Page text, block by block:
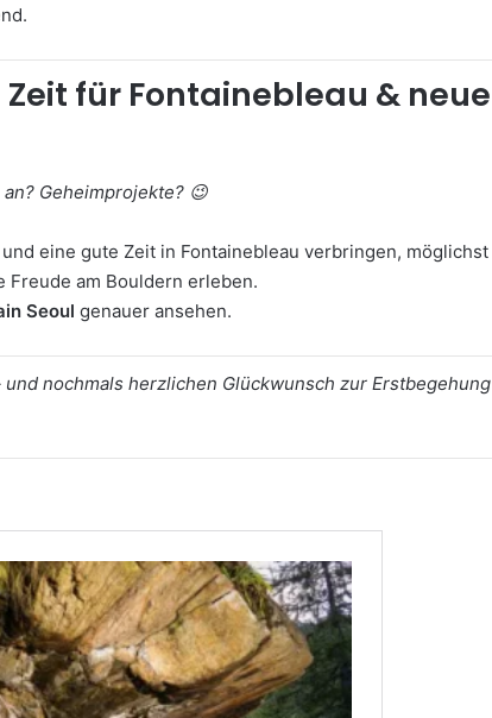
für Fontainebleau & neue
Geheimprojekte? 😉
eine gute Zeit in Fontainebleau verbringen, möglichst
am Bouldern erleben.
Seoul genauer ansehen.
und nochmals herzlichen Glückwunsch zur Erstbegehung